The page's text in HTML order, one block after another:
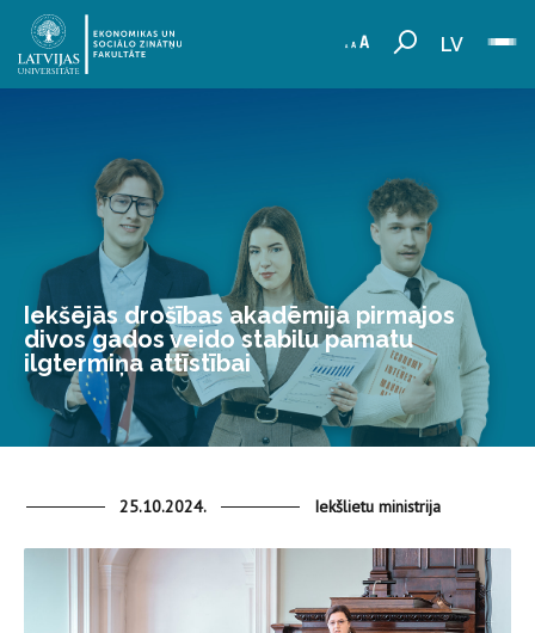
LV
Iekšējās drošības akadēmija pirmajos
divos gados veido stabilu pamatu
ilgtermiņa attīstībai
25.10.2024. Iekšlietu ministrija